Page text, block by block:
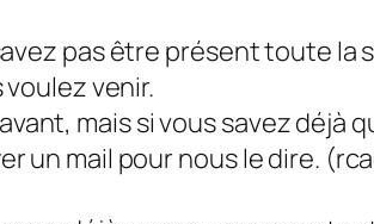
pas être présent toute la
venir.
mais si vous savez déjà
un mail pour nous le dire.